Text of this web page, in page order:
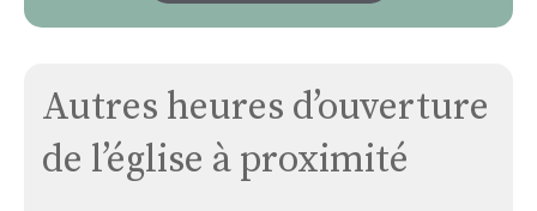
Autres heures d’ouverture
de l’église à proximité